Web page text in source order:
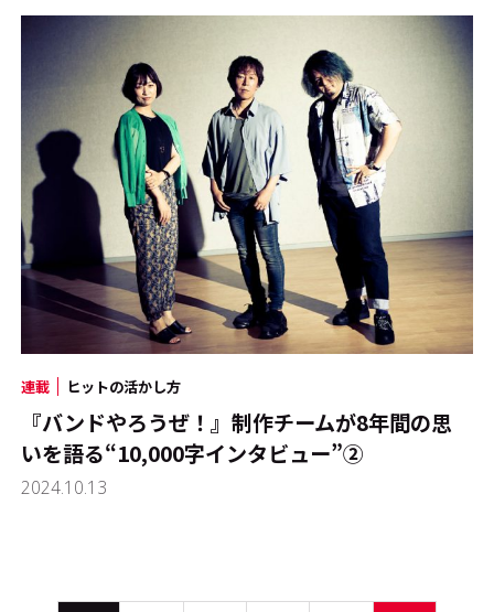
連載 ヒットの活かし方
『バンドやろうぜ！』制作チームが8年間の思
いを語る“10,000字インタビュー”②
2024.10.13